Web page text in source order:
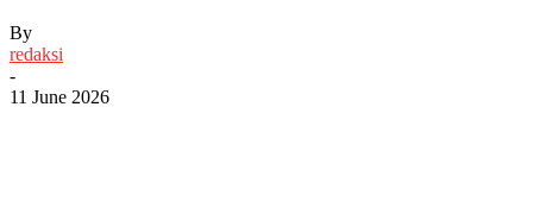
By
redaksi
-
11 June 2026